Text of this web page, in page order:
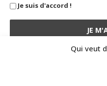
Qui veut
Je suis d'accord !